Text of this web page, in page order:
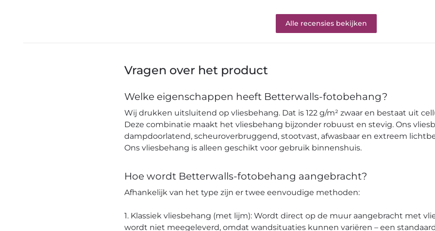
Alle recensies bekijken
Vragen over het product
Welke eigenschappen heeft Betterwalls-fotobehang?
Wij drukken uitsluitend op vliesbehang. Dat is 122 g/m² zwaar en bestaat uit
Deze combinatie maakt het vliesbehang bijzonder robuust en stevig. Ons
dampdoorlatend, scheuroverbruggend, stootvast, afwasbaar en extreem
Ons vliesbehang is alleen geschikt voor gebruik binnenshuis.
Hoe wordt Betterwalls-fotobehang aangebracht?
Afhankelijk van het type zijn er twee eenvoudige methoden:
1. Klassiek vliesbehang (met lijm): Wordt direct op de muur aangebracht met
wordt niet meegeleverd, omdat wandsituaties kunnen variëren – een